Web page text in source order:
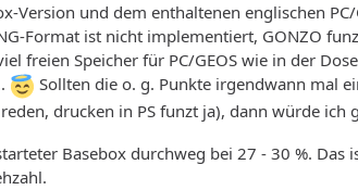
Version und dem enthaltenen englischen
Format ist nicht implementiert, GONZO
freien Speicher für PC/GEOS wie in der
Sollten die o. g. Punkte irgendwann mal
drucken in PS funzt ja), dann würde ich
Basebox durchweg bei 27 - 30 %.